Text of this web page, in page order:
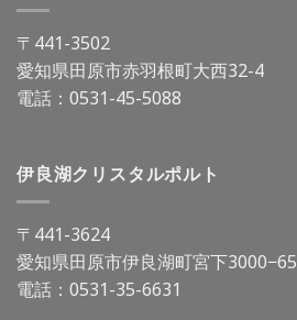
〒441-3502
愛知県田原市赤羽根町大西32-4
電話： 0531-45-5088
伊良湖クリスタルポルト
〒441-3624
愛知県田原市伊良湖町宮下3000−65
電話： 0531-35-6631